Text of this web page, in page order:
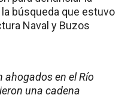
búsqueda que estuvo
Naval y Buzos
ahogados en el Río
una cadena